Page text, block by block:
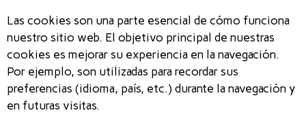
Las cookies son una parte esencial de cómo funciona
nuestro sitio web. El objetivo principal de nuestras
cookies es mejorar su experiencia en la navegación.
Por ejemplo, son utilizadas para recordar sus
preferencias (idioma, país, etc.) durante la navegación y
en futuras visitas.